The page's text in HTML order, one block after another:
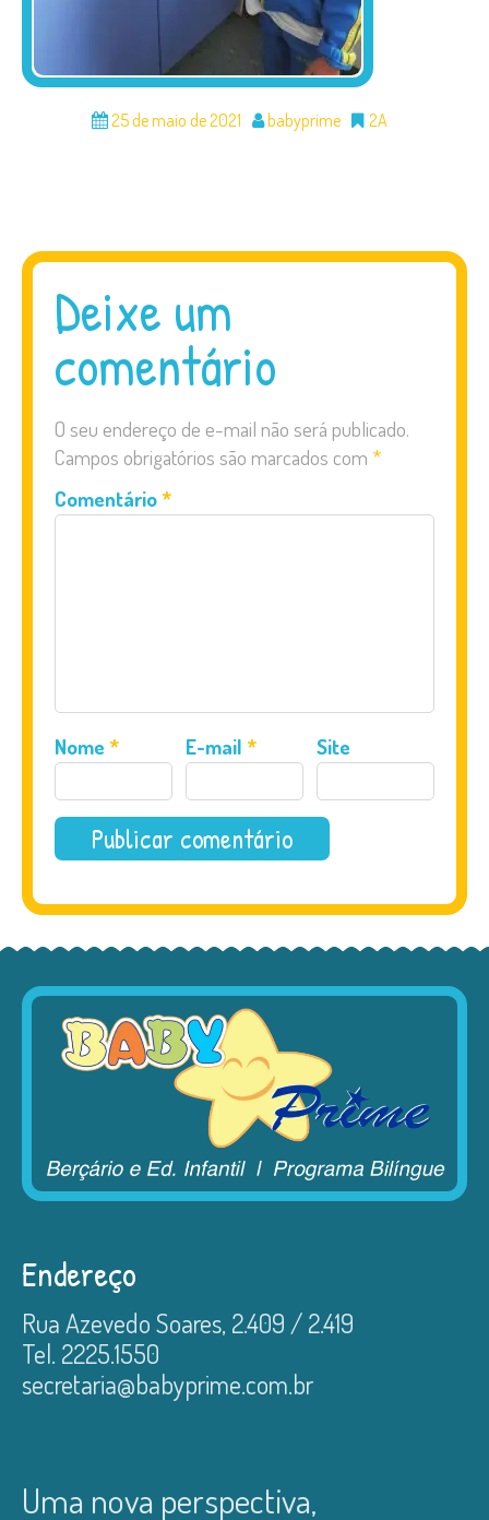
25 de maio de 2021 babyprime 2A
Deixe um
comentário
O seu endereço de e-mail não será publicado.
Campos obrigatórios são marcados com *
Comentário *
Nome * E-mail * Site
Endereço
Rua Azevedo Soares, 2.409 / 2.419
Tel. 2225.1550
secretaria@babyprime.com.br
Uma nova perspectiva,